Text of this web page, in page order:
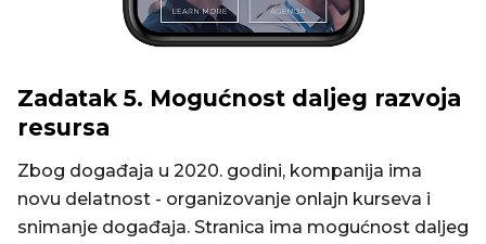
Zadatak 5. Mogućnost daljeg razvoja
resursa
Zbog događaja u 2020. godini, kompanija ima
novu delatnost - organizovanje onlajn kurseva i
snimanje događaja. Stranica ima mogućnost daljeg